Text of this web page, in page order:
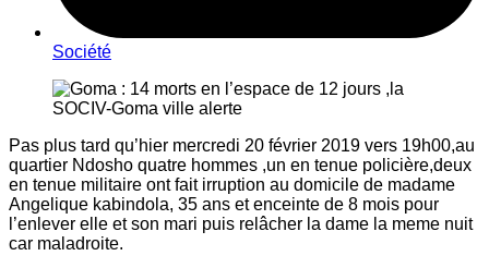
Société
Pas plus tard qu’hier mercredi 20 février 2019 vers 19h00,au
quartier Ndosho quatre hommes ,un en tenue policière,deux
en tenue militaire ont fait irruption au domicile de madame
Angelique kabindola, 35 ans et enceinte de 8 mois pour
l’enlever elle et son mari puis relâcher la dame la meme nuit
car maladroite.